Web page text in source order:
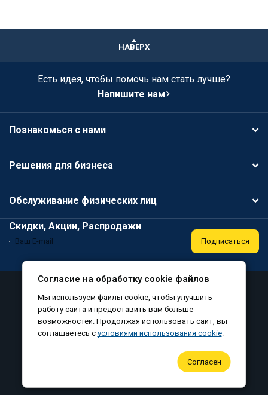
НАВЕРХ
Есть идея, чтобы помочь нам стать лучше?
Напишите нам
Познакомься с нами
Решения для бизнеса
Обслуживание физических лиц
Скидки, Акции, Распродажи
Подписаться
Политика конфиденциальности
Соглашение на обработку персональных данных
Согласие на обработку файлов cookie
Согласие на обработку cookie файлов
Мы используем файлы cookie, чтобы улучшить
работу сайта и предоставить вам больше
возможностей. Продолжая использовать сайт, вы
соглашаетесь с условиями использования cookie.
Согласен